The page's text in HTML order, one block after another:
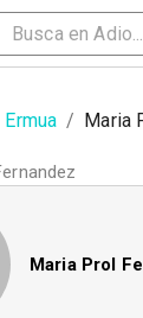
Ermua / Maria
Maria Prol